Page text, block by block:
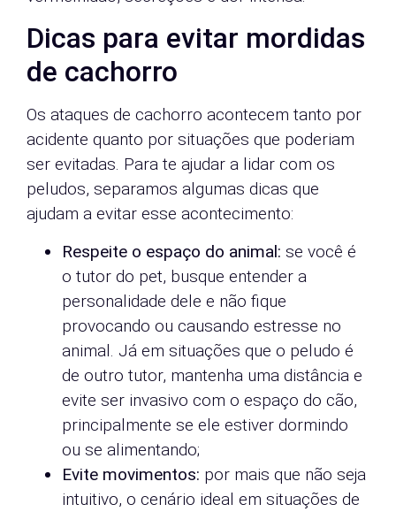
Dicas para evitar mordidas
de cachorro
Os ataques de cachorro acontecem tanto por
acidente quanto por situações que poderiam
ser evitadas. Para te ajudar a lidar com os
peludos, separamos algumas dicas que
ajudam a evitar esse acontecimento:
Respeite o espaço do animal: se você é
o tutor do pet, busque entender a
personalidade dele e não fique
provocando ou causando estresse no
animal. Já em situações que o peludo é
de outro tutor, mantenha uma distância e
evite ser invasivo com o espaço do cão,
principalmente se ele estiver dormindo
ou se alimentando;
Evite movimentos: por mais que não seja
intuitivo, o cenário ideal em situações de